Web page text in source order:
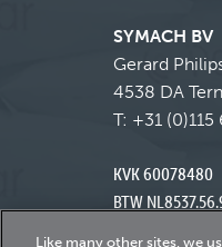
SYMACH BV
Gerard
4538 DA
T: +31
KVK 60078480
BTW
Like many other sites, we